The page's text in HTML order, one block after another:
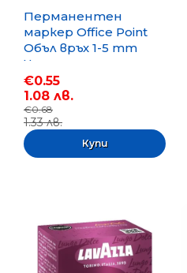
Перманентен
маркер Office Point
Объл връх 1-5 mm
Черен
€0.55
1.08 лв.
€0.68
1.33 лв.